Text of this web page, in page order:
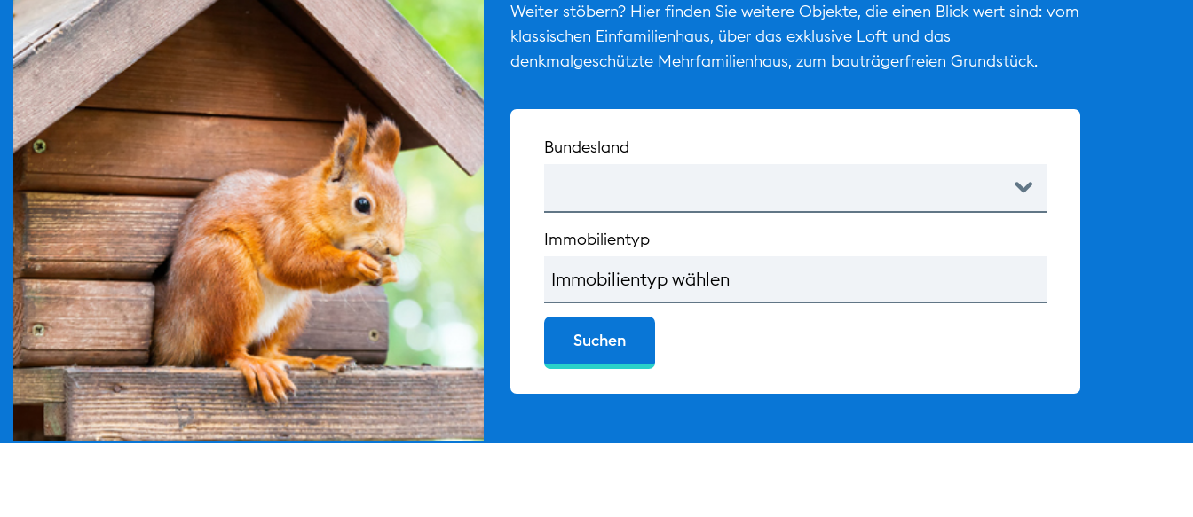
Weiter stöbern? Hier finden Sie weitere Objekte, die einen Blick wert sind: vom
klassischen Einfamilienhaus, über das exklusive Loft und das
denkmalgeschützte Mehrfamilienhaus, zum bauträgerfreien Grundstück.
Bundesland
Immobilientyp
Icon